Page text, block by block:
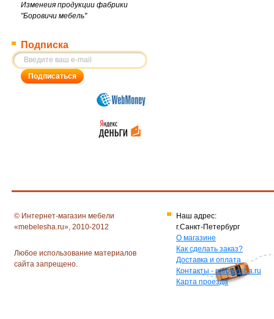
Изменеия продукции фабрики
"Боровичи мебель"
Подписка
© Интернет-магазин мебели
«mebelesha.ru», 2010-2012
Любое использование материалов
сайта запрещено.
Наш адрес:
г.Санкт-Петербург
О магазине
Как сделать заказ?
Доставка и оплата
Контакты - mebelesha.ru
Карта проезда